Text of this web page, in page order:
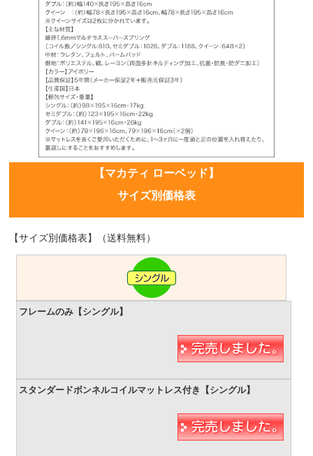
【マカティ ローベッド】
サイズ別価格表
【サイズ別価格表】（送料無料）